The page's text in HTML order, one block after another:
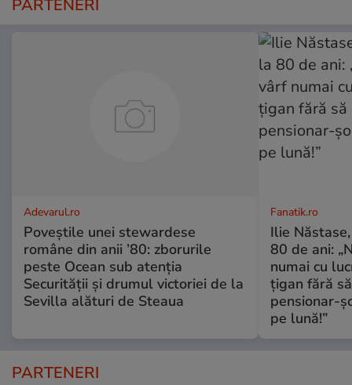
PARTENERI
Adevarul.ro
Poveștile unei stewardese
române din anii ’80: zborurile
peste Ocean sub atenția
Securității și drumul victoriei de la
Sevilla alături de Steaua
Fanatik.ro
Ilie
80 de ani:
numai cu
țigan fără
pensionar-
pe lună!”
PARTENERI